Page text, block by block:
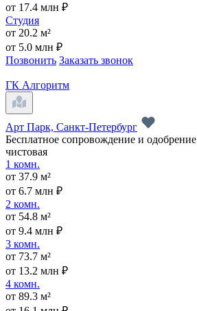
от 17.4 млн ₽
Студия
от 20.2 м²
от 5.0 млн ₽
Позвонить Заказать звонок
ГК Алгоритм
Арт Парк, Санкт-Петербург
Бесплатное сопровождение и одобрение
чистовая
1 комн.
от 37.9 м²
от 6.7 млн ₽
2 комн.
от 54.8 м²
от 9.4 млн ₽
3 комн.
от 73.7 м²
от 13.2 млн ₽
4 комн.
от 89.3 м²